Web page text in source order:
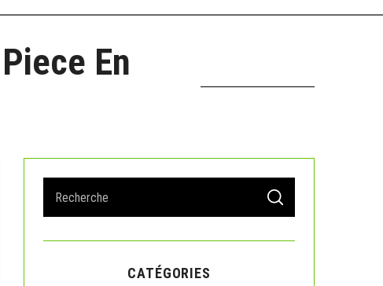
En
a
r
S
A
C
CATÉGORIES